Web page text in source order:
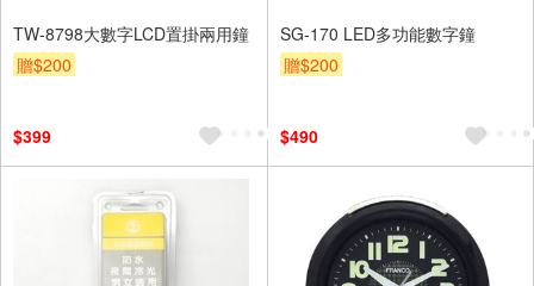
TW-8798大數字LCD置掛兩用鐘
贈$200
$399
SG-170 LED多功能數字鐘
贈$200
$490